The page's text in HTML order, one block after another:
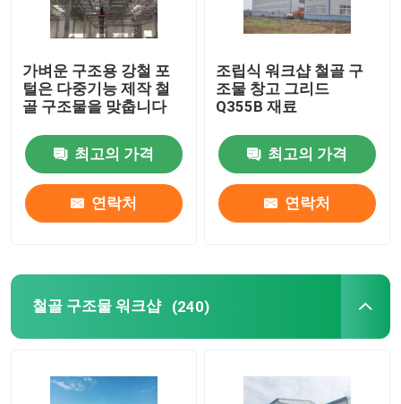
철골 구조물 경기장
철골 구조물 교량
폴드형 컨테이너 의회
벤로 그라스 온실
필름으로 덮인 온실
가벼운 구조용 강철 포
털은 다중기능 제작 철
골 구조물을 맞춥니다
최고의 가격
연락처
조립식 워크샵 철골 구
조물 창고 그리드
Q355B 재료
최고의 가격
연락처
철골 구조물 워크샵 (240)